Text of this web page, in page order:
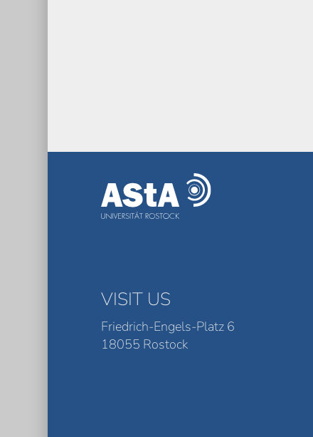
VISIT US
Friedrich-Engels-Platz 6
18055 Rostock